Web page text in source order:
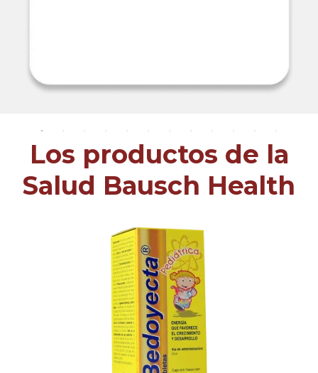
Los productos de la
Salud Bausch Health